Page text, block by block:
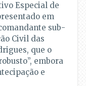
Especial de
em
sub-
Civil das
que o
embora
e